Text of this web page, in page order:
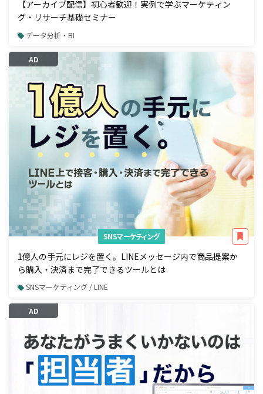
【アーカイブ配信】初心者歓迎！実例で学ぶマーケティン
グ・リサーチ基礎セミナー
データ分析・BI
AD
SNSマーケティング
1億人の手元にレジを置く。LINEメッセージ内で商品提案か
ら購入・決済まで完了できるツールとは
SNSマーケティング / LINE
AD